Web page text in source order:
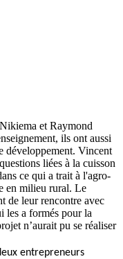
et Raymond
ils ont aussi
développement. Vincent
liées à la cuisson
ce qui a trait à l'agro-
en milieu rural. Le
de leur rencontre avec
les a formés pour la
n’aurait pu se réaliser
entrepreneurs